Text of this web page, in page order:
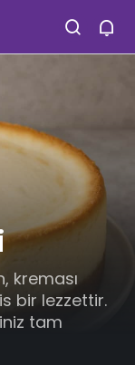
kreması
bir lezzettir.
tam